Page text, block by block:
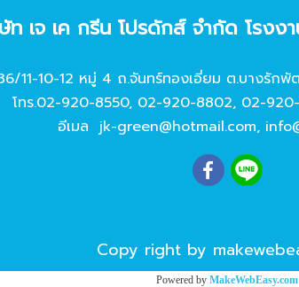
ท เจ เค กรีน โปรดักส์ จํากัด โรงง
11-10-12 หมู่ 4 ถ.จันทร์ทองเอี่ยม ต.บางรักพั
โทร.02-920-8550, 02-920-8802, 02-
อีเมล jk-green@hotmail.com,
Copy right by
Powered by MakeWebEasy.com